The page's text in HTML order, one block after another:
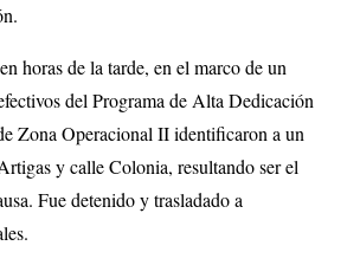
horas de la tarde, en el marco de un
del Programa de Alta Dedicación
Zona Operacional II identificaron a un
y calle Colonia, resultando ser el
Fue detenido y trasladado a